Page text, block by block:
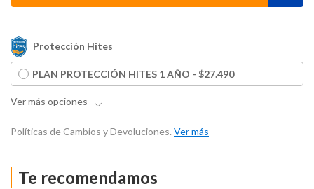
Protección Hites
PLAN PROTECCIÓN HITES 1 AÑO - $27.490
Ver más opciones
Políticas de Cambios y Devoluciones. Ver más
Te recomendamos